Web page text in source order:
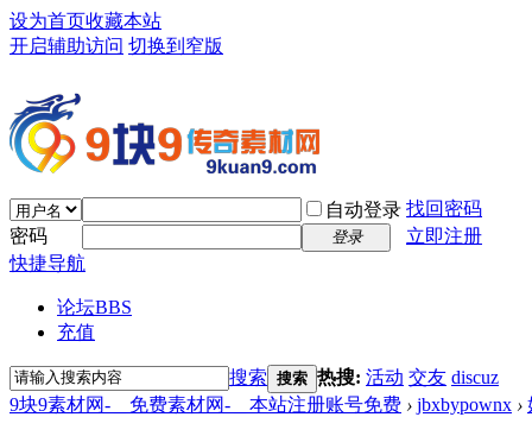
设为首页收藏本站
开启辅助访问 切换到窄版
自动登录 找回密码
密码
登录
立即注册
快捷导航
论坛BBS
充值
搜索 搜索 热搜: 活动 交友 discuz
9块9素材网-＿免费素材网-＿本站注册账号免费 › jbxbypownx ›